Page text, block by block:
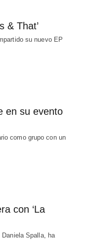
& That’
su nuevo EP
en su evento
como grupo con un
con ‘La
Spalla, ha